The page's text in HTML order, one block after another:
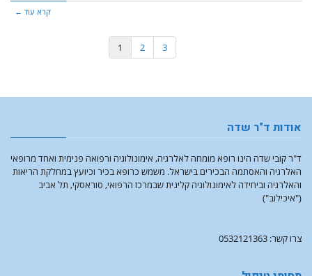
קרא עוד ←
1 2 3
אודות ד"ר שדה
ד"ר קובי שדה הינו רופא מומחה לאלרגיה, אימונולוגיה ורפואה פנימית ואחד מרופאי
האלרגיה והאסתמה הבכירים בישראל. משמש כרופא בכיר וכיועץ במחלקת הריאות
והאלרגיה וביחידה לאימונולוגיה קלינית שבמרכז הרפואי, סוראסקי, תל אביב
("איכילוב")
צרו קשר: 0532121363